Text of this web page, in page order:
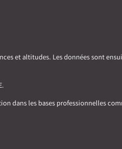
et altitudes. Les données sont
les bases professionnelles